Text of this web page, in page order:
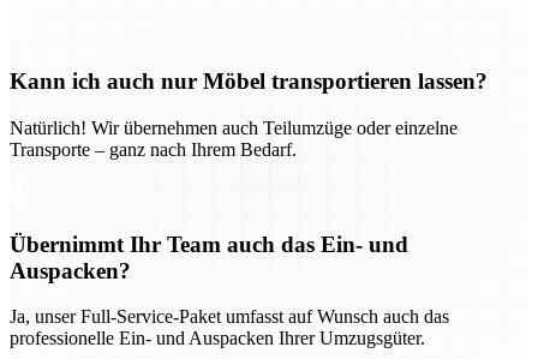
Kann ich auch nur Möbel transportieren lassen?
Natürlich! Wir übernehmen auch Teilumzüge oder einzelne
Transporte – ganz nach Ihrem Bedarf.
Übernimmt Ihr Team auch das Ein- und
Auspacken?
Ja, unser Full-Service-Paket umfasst auf Wunsch auch das
professionelle Ein- und Auspacken Ihrer Umzugsgüter.